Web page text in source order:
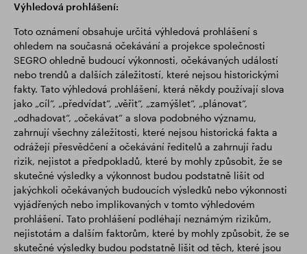
Výhledová prohlášení:
Toto oznámení obsahuje určitá výhledová prohlášení s
ohledem na současná očekávání a projekce společnosti
SEGRO ohledně budoucí výkonnosti, očekávaných událostí
nebo trendů a dalších záležitostí, které nejsou historickými
fakty. Tato výhledová prohlášení, která někdy používají slova
jako „cíl“, „předvídat“, „věřit“, „zamýšlet“, „plánovat“,
„odhadovat“, „očekávat“ a slova podobného významu,
zahrnují všechny záležitosti, které nejsou historická fakta a
odrážejí přesvědčení a očekávání ředitelů a zahrnují řadu
rizik, nejistot a předpokladů, které by mohly způsobit, že se
skutečné výsledky a výkonnost budou podstatně lišit od
jakýchkoli očekávaných budoucích výsledků nebo výkonnosti
vyjádřených nebo implikovaných v tomto výhledovém
prohlášení. Tato prohlášení podléhají neznámým rizikům,
nejistotám a dalším faktorům, které by mohly způsobit, že se
skutečné výsledky budou podstatně lišit od těch, které jsou